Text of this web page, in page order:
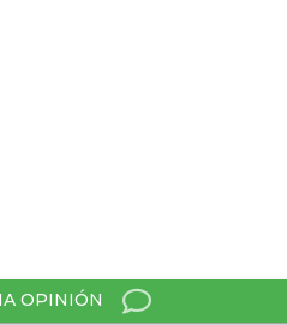
OPINIÓN